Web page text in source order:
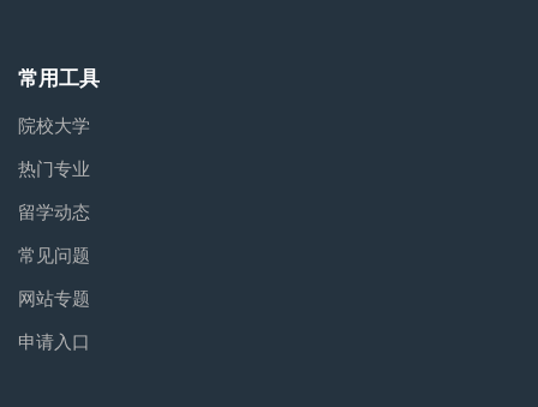
常用工具
院校大学
热门专业
留学动态
常见问题
网站专题
申请入口